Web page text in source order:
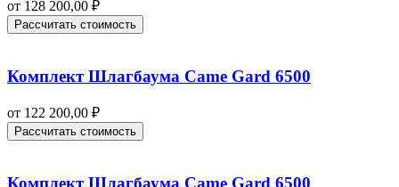
от 128 200,00 ₽
Рассчитать стоимость
Комплект Шлагбаума Came Gard 6500
от 122 200,00 ₽
Рассчитать стоимость
Комплект Шлагбаума Came Gard 6500